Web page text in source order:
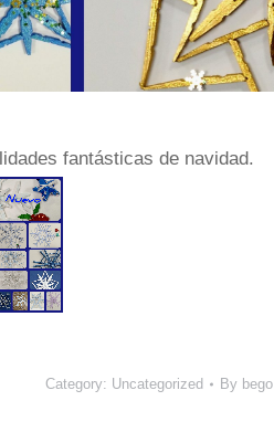
fantásticas de navidad.
Category: Uncategorized By bego